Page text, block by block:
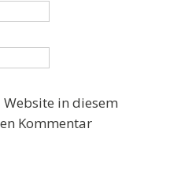
in diesem
Kommentar